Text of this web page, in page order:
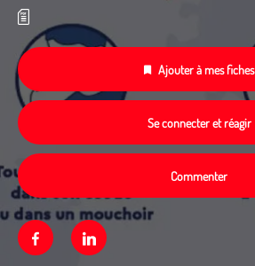
Ajouter à mes fiches
Se connecter et réagir
Commenter
FacebookLinkedin